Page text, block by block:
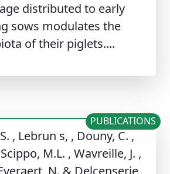
distributed to early
sows modulates the
of their piglets....
, Lebrun s, , Douny, C. ,
M.L. , Wavreille, J. ,
PUBLICATIONS